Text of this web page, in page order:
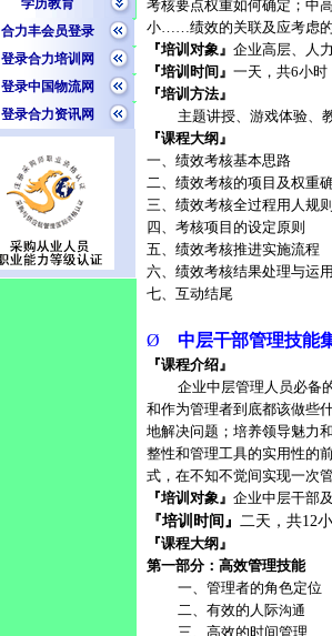
学历教育
合力丰会员登录
登录合力培训网
登录中国物流网
登录合力资讯网
考核要点权重如何确定；中
小……绩效的关联及应考虑
『培训对象』 企业高层、人
『培训时间』 一天，共6小时
『培训方法』
主题讲授、游戏体验、
『课程大纲』
一、绩效考核基本思路
二、绩效考核的项目及权重
三、绩效考核全过程用人规
四、考核项目的设定原则
五、绩效考核推进实施流程
六、绩效考核结果处理与运
七、互动结尾
Ø 中层干部管理技能
『课程介绍』
企业中层管理人员必备
和作为管理者到底都该做些
地解决问题；培养领导魅力
整性和管理工具的实用性的
式，在不知不觉间实现一次
『培训对象』 企业中层干部
『培训时间』 二天，共12
『课程大纲』
第一部分：高效管理技能
一、管理者的角色定位
二、有效的人际沟通
三、高效的时间管理